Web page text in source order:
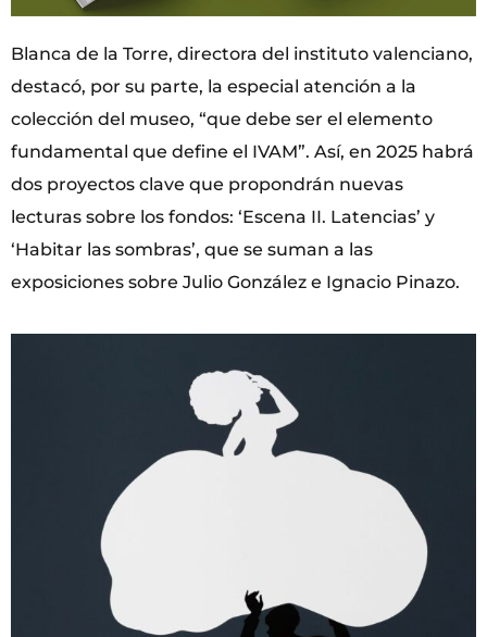
Blanca de la Torre, directora del instituto valenciano,
destacó, por su parte, la especial atención a la
colección del museo, “que debe ser el elemento
fundamental que define el IVAM”. Así, en 2025 habrá
dos proyectos clave que propondrán nuevas
lecturas sobre los fondos: ‘Escena II. Latencias’ y
‘Habitar las sombras’, que se suman a las
exposiciones sobre Julio González e Ignacio Pinazo.